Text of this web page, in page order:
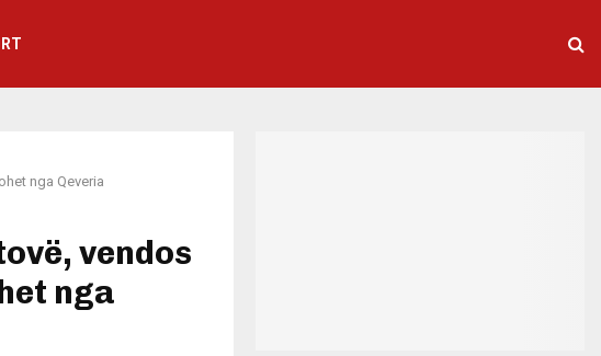
nga Qeveria
vendos
nga